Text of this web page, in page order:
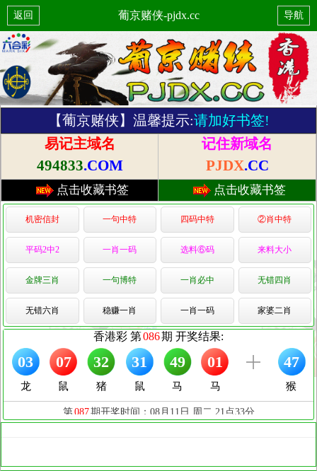
返回 葡京赌侠-pjdx.cc 导航
【葡京赌侠】温馨提示:请加好书签!
易记主域名
494833.COM
记住新域名
PJDX.CC
点击收藏书签 点击收藏书签
机密信封 一句中特 四码中特 ②肖中特
平码2中2 一肖一码 选料⑥码 来料大小
金牌三肖 一句博特 一肖必中 无错四肖
无错六肖 稳赚一肖 一肖一码 家婆二肖